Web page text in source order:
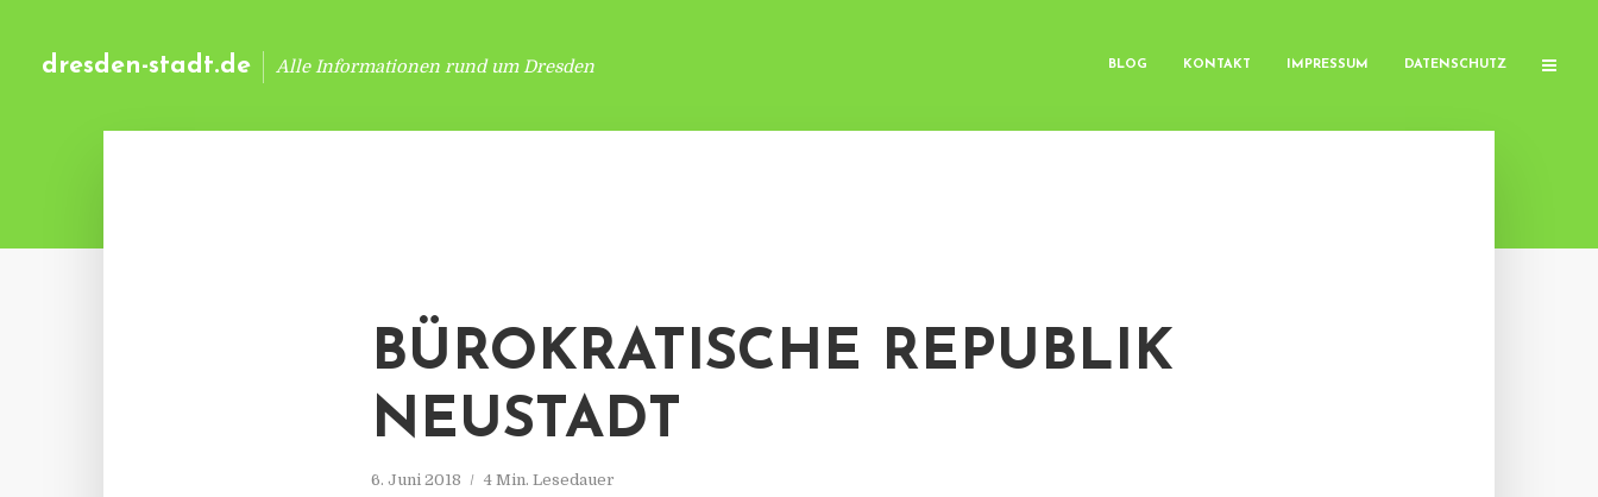
dresden-stadt.de Alle Informationen rund um Dresden BLOG KONTAKT IMPRESSUM DATENSCHUTZ
BÜROKRATISCHE REPUBLIK
NEUSTADT
6. Juni 2018 4 Min. Lesedauer